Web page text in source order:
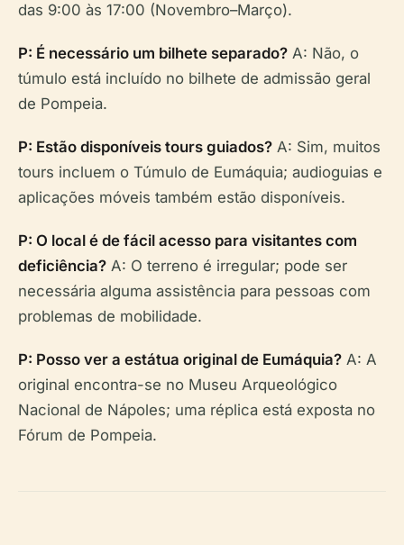
das 9:00 às 17:00 (Novembro–Março).
P: É necessário um bilhete separado? A: Não, o
túmulo está incluído no bilhete de admissão geral
de Pompeia.
P: Estão disponíveis tours guiados? A: Sim, muitos
tours incluem o Túmulo de Eumáquia; audioguias e
aplicações móveis também estão disponíveis.
P: O local é de fácil acesso para visitantes com
deficiência? A: O terreno é irregular; pode ser
necessária alguma assistência para pessoas com
problemas de mobilidade.
P: Posso ver a estátua original de Eumáquia? A: A
original encontra-se no Museu Arqueológico
Nacional de Nápoles; uma réplica está exposta no
Fórum de Pompeia.